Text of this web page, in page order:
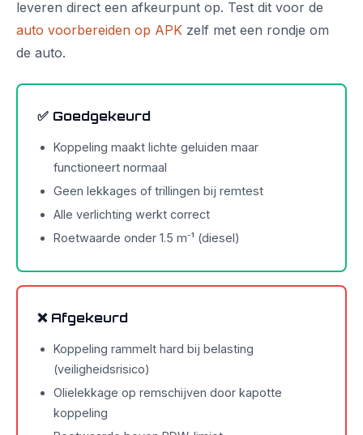
leveren direct een afkeurpunt op. Test dit voor de
auto voorbereiden op APK zelf met een rondje om
de auto.
✅ Goedgekeurd
Koppeling maakt lichte geluiden maar
functioneert normaal
Geen lekkages of trillingen bij remtest
Alle verlichting werkt correct
Roetwaarde onder 1.5 m⁻¹ (diesel)
❌ Afgekeurd
Koppeling rammelt hard bij belasting
(veiligheidsrisico)
Olielekkage op remschijven door kapotte
koppeling